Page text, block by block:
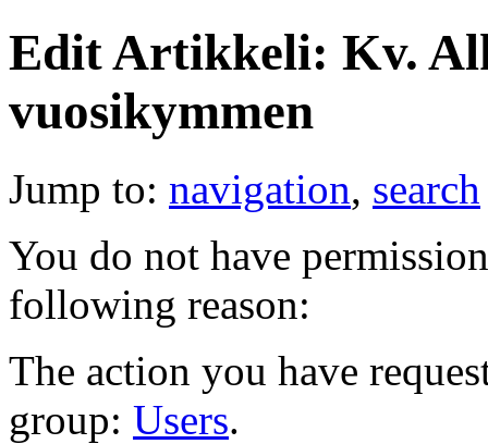
Edit Artikkeli: Kv.
vuosikymmen
Jump to: navigation, search
You do not have
following reason:
The action you have
group: Users.